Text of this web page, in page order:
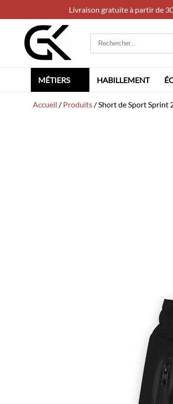
Livraison gratuite à partir de
Rechercher
MÉTIERS HABILLEMENT
Accueil / Produits /Short de Sport Sprint